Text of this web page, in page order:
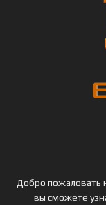
Добро пожаловать
вы сможете